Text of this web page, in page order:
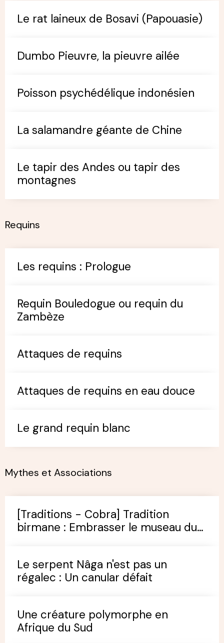
Le rat laineux de Bosavi (Papouasie)
Dumbo Pieuvre, la pieuvre ailée
Poisson psychédélique indonésien
La salamandre géante de Chine
Le tapir des Andes ou tapir des
montagnes
Requins
Les requins : Prologue
Requin Bouledogue ou requin du
Attaques de requins
Le grand requin blanc
Mythes et Associations
[Traditions - Cobra] Tradition
birmane : Embrasser le museau du
cobra